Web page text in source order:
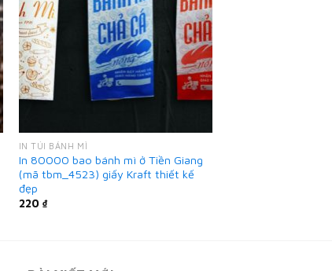
IN TÚI BÁNH MÌ
In 80000 bao bánh mì ở Tiền Giang
(mã tbm_4523) giấy Kraft thiết kế
đẹp
220 ₫